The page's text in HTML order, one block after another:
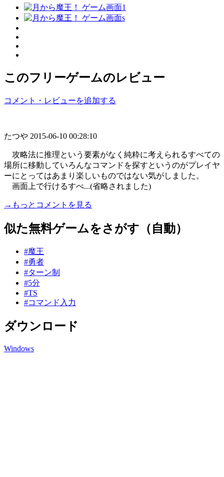
このフリーゲームのレビュー
コメント・レビューを追加する
たつや 2015-06-10 00:28:10
攻略法に推理という要素がなく純粋に考えられるすべての
場所に移動していろんなコマンドを探すというのがプレイヤ
ーにとってはあまり楽しいものではない気がしました。
画面上で行けるすべ...(省略されました)
→もっとコメントを見る
似た無料ゲームをさがす（自動）
#魔王
#勇者
#ターン制
#5分
#TS
#コマンド入力
ダウンロード
Windows